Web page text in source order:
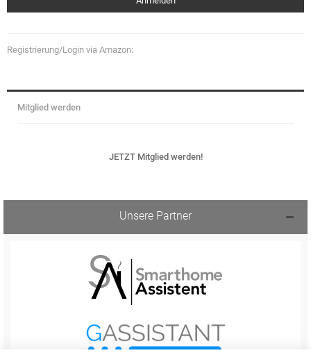
Registrierung/Login via Amazon:
Mitglied werden
JETZT Mitglied werden!
Unsere Partner